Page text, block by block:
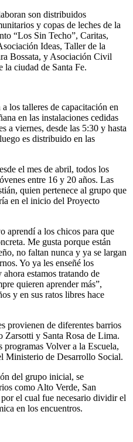
son distribuidos
y copas de leches de la
“Los Sin Techo”, Caritas,
Ideas, Taller de la
Bossata, y Asociación Civil
la ciudad de Santa Fe.
los talleres de capacitación en
en las instalaciones cedidas
a viernes, desde las 5:30 y hasta
es distribuido en las
el mes de abril, todos los
entre 16 y 20 años. Las
quien pertenece al grupo que
en el inicio del Proyecto
aprendí a los chicos para que
Me gusta porque están
no faltan nunca y ya se largan
Yo ya les enseñé los
estamos tratando de
quieren aprender más”,
y en sus ratos libres hace
provienen de diferentes barrios
Zarsotti y Santa Rosa de Lima.
programas Volver a la Escuela,
Ministerio de Desarrollo Social.
del grupo inicial, se
como Alto Verde, San
el cual fue necesario dividir el
en los encuentros.